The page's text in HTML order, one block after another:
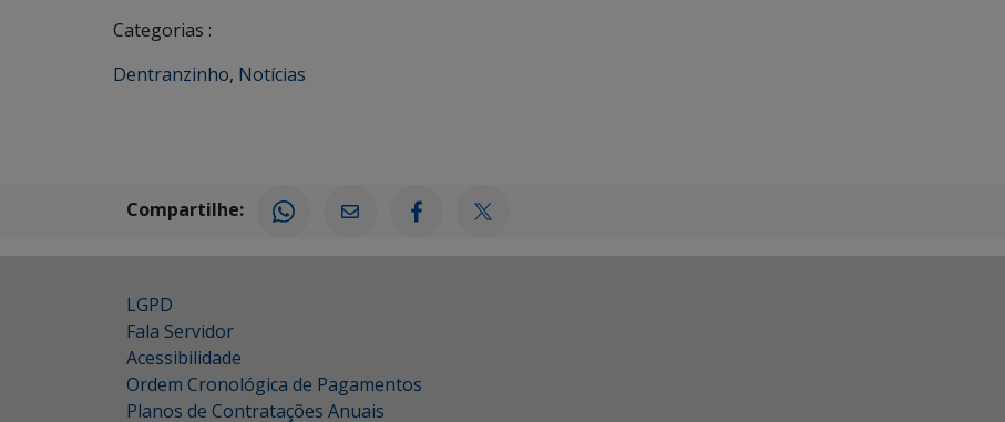
Categorias :
Dentranzinho, Notícias
Compartilhe:
LGPD
Fala Servidor
Acessibilidade
Ordem Cronológica de Pagamentos
Planos de Contratações Anuais